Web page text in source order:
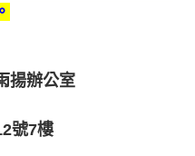
揚辦公室
號7樓